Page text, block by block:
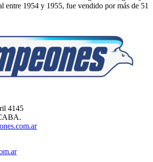
entre 1954 y 1955, fue vendido por más de 51
4145